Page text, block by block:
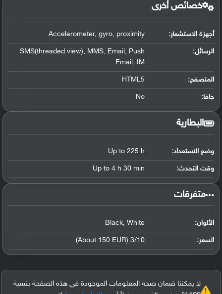
خصائص أخرى
أجهزة الاستشعار: Accelerometer, gyro, proximity
الرسائل:
SMS(threaded view), MMS, Email, Push
Email, IM
المتصفح: HTML5
جافا: No
البطارية
وضع الاستعداد: Up to 225 h
وقت التحدث: Up to 4 h 30 min
‏متفرقات‏
الألوان: Black, White
السعر: 3/10 (About 150 EUR)
لا يمكننا ضمان صحة المعلومات الموجودة في هذه الصفحة بنسبة